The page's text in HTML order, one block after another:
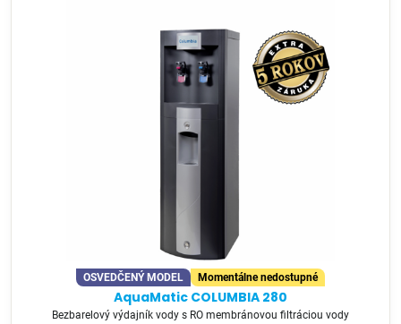
OSVEDČENÝ MODEL Momentálne nedostupné
AquaMatic COLUMBIA 280
Bezbarelový výdajník vody s RO membránovou filtráciou vody